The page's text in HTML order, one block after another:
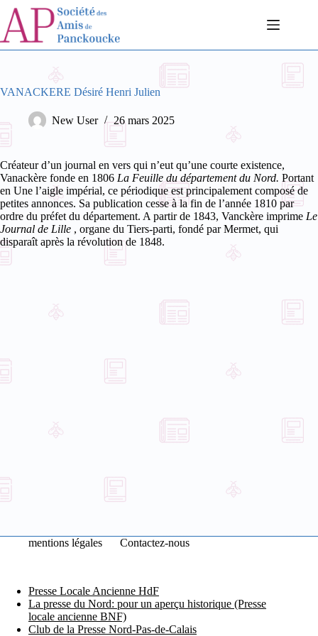
Passer
contenu
VANACKERE Désiré Henri Julien
New User 26 mars 2025
Créateur d’un journal en vers qui n’eut qu’une courte existence,
Vanackère fonde en 1806 La Feuille du département du Nord. Portant
en Une l’aigle impérial, ce périodique est principalement composé de
petites annonces. Sa publication cesse à la fin de l’année 1810 par
ordre du préfet du département. A partir de 1843, Vanckère imprime Le
Journal de Lille , organe du Tiers-parti, fondé par Mermet, qui
disparaît après la révolution de 1848.
mentions légales Contactez-nous
Presse Locale Ancienne HdF
La presse du Nord: pour un aperçu historique (Presse
locale ancienne BNF)
Club de la Presse Nord-Pas-de-Calais